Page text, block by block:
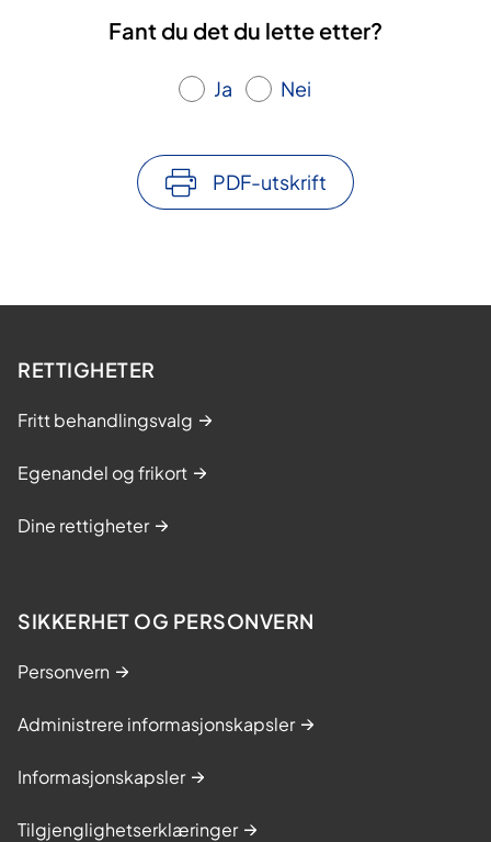
Fant du det du lette etter?
Ja Nei
PDF-utskrift
RETTIGHETER
Fritt behandlingsvalg
Egenandel og frikort
Dine rettigheter
SIKKERHET OG PERSONVERN
Personvern
Administrere informasjonskapsler
Informasjonskapsler
Tilgjenglighetserklæringer